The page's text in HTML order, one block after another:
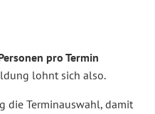
pro Termin
lohnt sich also.
die Terminauswahl, damit